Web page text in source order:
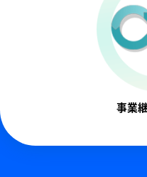
事業